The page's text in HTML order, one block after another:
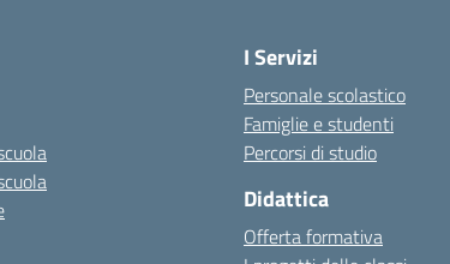
I Servizi
Personale scolastico
Famiglie e studenti
Percorsi di studio
Didattica
Offerta formativa